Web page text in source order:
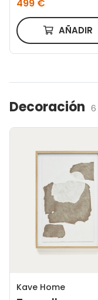
499 €
AÑADIR
Decoración
Kave Home